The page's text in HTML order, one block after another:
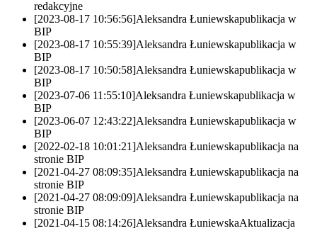
redakcyjne
[2023-08-17 10:56:56]Aleksandra Łuniewskapublikacja w
BIP
[2023-08-17 10:55:39]Aleksandra Łuniewskapublikacja w
BIP
[2023-08-17 10:50:58]Aleksandra Łuniewskapublikacja w
BIP
[2023-07-06 11:55:10]Aleksandra Łuniewskapublikacja w
BIP
[2023-06-07 12:43:22]Aleksandra Łuniewskapublikacja w
BIP
[2022-02-18 10:01:21]Aleksandra Łuniewskapublikacja na
stronie BIP
[2021-04-27 08:09:35]Aleksandra Łuniewskapublikacja na
stronie BIP
[2021-04-27 08:09:09]Aleksandra Łuniewskapublikacja na
stronie BIP
[2021-04-15 08:14:26]Aleksandra ŁuniewskaAktualizacja